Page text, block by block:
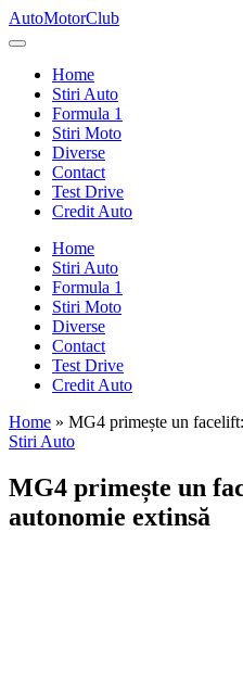
Skip
to
AutoMotorClub
Totul
masini
pasionatii
masini
Home
Stiri Auto
Formula 1
Stiri Moto
Diverse
Contact
Test Drive
Credit Auto
Home
Stiri Auto
Formula 1
Stiri Moto
Diverse
Contact
Test Drive
Credit Auto
Home » MG4 primește un
Posted
Stiri Auto
MG4 primește un
autonomie extinsă